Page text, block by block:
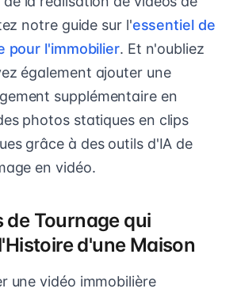
notre guide sur l'essentiel de
pour l'immobilier. Et n'oubliez
également ajouter une
supplémentaire en
photos statiques en clips
grâce à des outils d'IA de
en vidéo.
de Tournage qui
d'une Maison
une vidéo immobilière